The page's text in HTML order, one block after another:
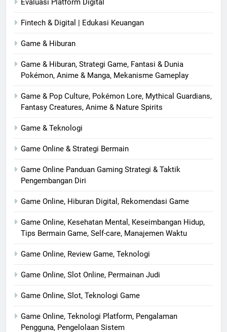
Evaluasi Platform Digital
Fintech & Digital | Edukasi Keuangan
Game & Hiburan
Game & Hiburan, Strategi Game, Fantasi & Dunia
Pokémon, Anime & Manga, Mekanisme Gameplay
Game & Pop Culture, Pokémon Lore, Mythical Guardians,
Fantasy Creatures, Anime & Nature Spirits
Game & Teknologi
Game Online & Strategi Bermain
Game Online Panduan Gaming Strategi & Taktik
Pengembangan Diri
Game Online, Hiburan Digital, Rekomendasi Game
Game Online, Kesehatan Mental, Keseimbangan Hidup,
Tips Bermain Game, Self-care, Manajemen Waktu
Game Online, Review Game, Teknologi
Game Online, Slot Online, Permainan Judi
Game Online, Slot, Teknologi Game
Game Online, Teknologi Platform, Pengalaman
Pengguna, Pengelolaan Sistem